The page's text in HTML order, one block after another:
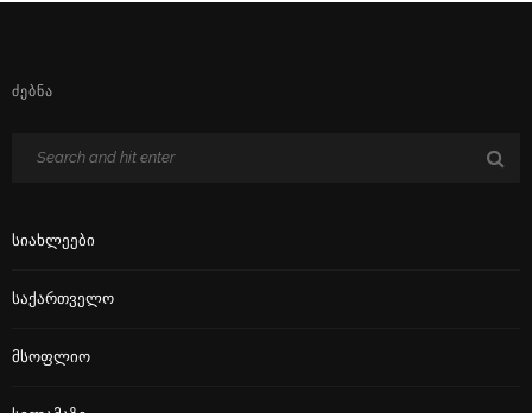
ᲫᲔᲑᲜᲐ
Სიახლეები
Საქართველო
Მსოფლიო